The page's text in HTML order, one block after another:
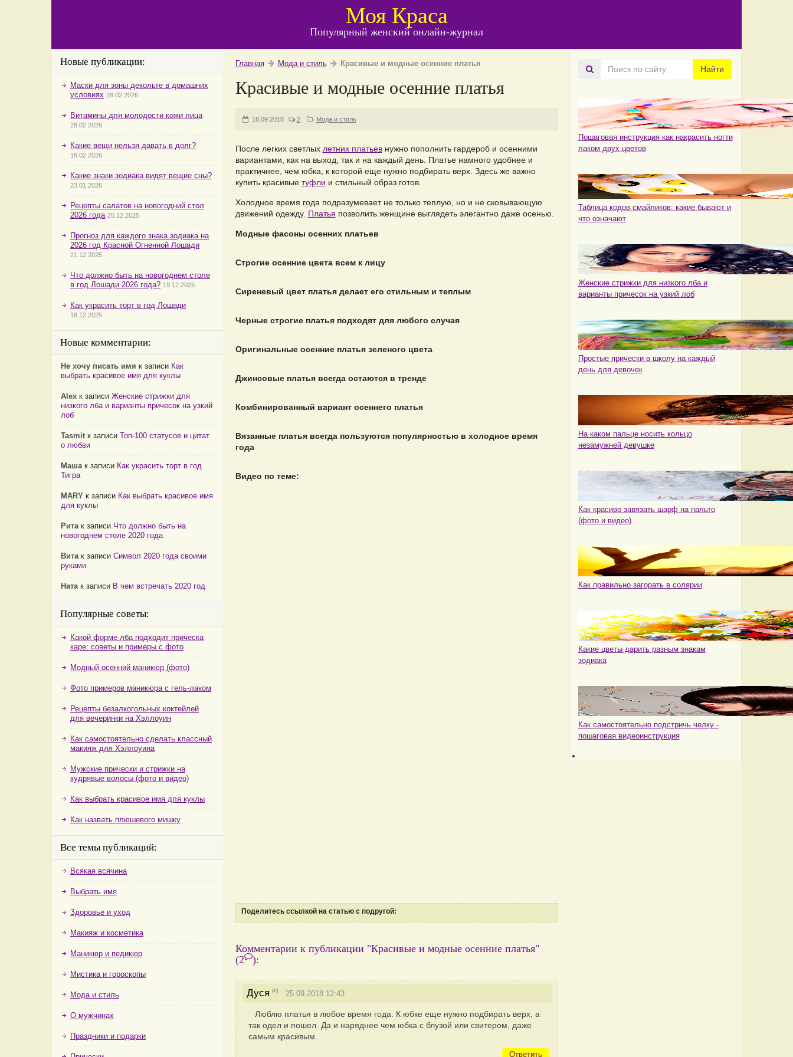
Моя Краса
Популярный женский онлайн-журнал
Главная Мода и стиль Красивые и модные осенние платья
Красивые и модные осенние платья
18.09.2018 2 Мода и стиль
После легких светлых летних платьевнужно пополнить гардероб и осенними
вариантами, как на выход, так и на каждый день. Платье намного удобнее и
практичнее, чем юбка, к которой еще нужно подбирать верх. Здесь же важно
купить красивые туфли и стильный образ готов.
Холодное время года подразумевает не только теплую, но и не сковывающую
движений одежду. Платья позволить женщине выглядеть элегантно даже осенью.
Модные фасоны осенних платьев
Строгие осенние цвета всем к лицу
Сиреневый цвет платья делает его стильным и теплым
Черные строгие платья подходят для любого случая
Оригинальные осенние платья зеленого цвета
Джинсовые платья всегда остаются в тренде
Комбинированный вариант осеннего платья
Вязанные платья всегда пользуются популярностью в холодное время
года
Видео по теме:
Поделитесь ссылкой на статью с подругой:
Комментарии к публикации "Красивые и модные осенние платья"
(2
):
Дуся #1 25.09.2018 12:43
Люблю платья в любое время года. К юбке еще нужно подбирать верх, а
так одел и пошел. Да и наряднее чем юбка с блузой или свитером, даже
самым красивым.
Ответить
Новые публикации:
Маски для зоны декольте в домашних
условиях 28.02.2026
Витамины для молодости кожи лица
28.02.2026
Какие вещи нельзя давать в долг?
18.02.2026
Какие знаки зодиака видят вещие сны?
23.01.2026
Рецепты салатов на новогодний стол
2026 года 25.12.2025
Прогноз для каждого знака зодиака на
2026 год Красной Огненной Лошади
21.12.2025
Что должно быть на новогоднем столе
в год Лошади 2026 года? 19.12.2025
Как украсить торт в год Лошади
18.12.2025
Новые комментарии:
Не хочу писать имя к записи Как
выбрать красивое имя для куклы
Alex к записи Женские стрижки для
низкого лба и варианты причесок на узкий
лоб
Tasmit к записи Топ-100 статусов и цитат
о любви
Машак записи Как украсить торт в год
Тигра
MARY к записи Как выбрать красивое имя
для куклы
Ритак записи Что должно быть на
новогоднем столе 2020 года
Витак записи Символ 2020 года своими
руками
Натак записи В чем встречать 2020 год
Популярные советы:
Какой форме лба подходит прическа
каре: советы и примеры с фото
Модный осенний маникюр (фото)
Фото примеров маникюра с гель-лаком
Рецепты безалкогольных коктейлей
для вечеринки на Хэллоуин
Как самостоятельно сделать классный
макияж для Хэллоуина
Мужские прически и стрижки на
кудрявые волосы (фото и видео)
Как выбрать красивое имя для куклы
Как назвать плюшевого мишку
Все темы публикаций:
Всякая всячина
Выбрать имя
Здоровье и уход
Макияж и косметика
Маникюр и педикюр
Мистика и гороскопы
Мода и стиль
О мужчинах
Праздники и подарки
Поиск
по
Найти
Пошаговая инструкция как накрасить ногти
лаком двух цветов
Таблица кодов смайликов: какие бывают и
что означают
Женские стрижки для низкого лба и
варианты причесок на узкий лоб
Простые прически в школу на каждый
день для девочек
На каком пальце носить кольцо
незамужней девушке
Как красиво завязать шарф на пальто
(фото и видео)
Как правильно загорать в солярии
Какие цветы дарить разным знакам
зодиака
Как самостоятельно подстричь челку -
пошаговая видеоинструкция